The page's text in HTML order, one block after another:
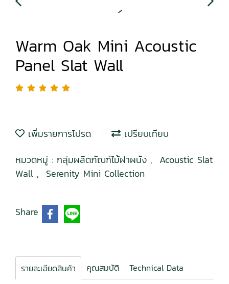
Warm Oak Mini Acoustic
Panel Slat Wall
เพิ่มรายการโปรด
เปรียบเทียบ
หมวดหมู่ : กลุ่มผลิตภัณฑ์ไม้ฝาผนัง , Acoustic Slat
Wall , Serenity Mini Collection
Share
รายละเอียดสินค้า คุณสมบัติ Technical Data